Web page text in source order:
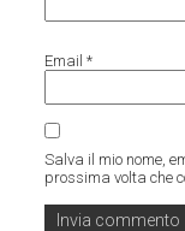
Email*
Salva il mio nome,
prossima volta che